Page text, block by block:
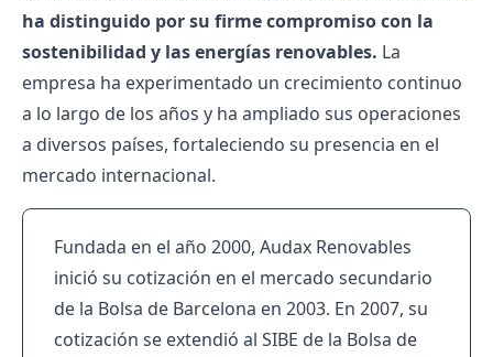
ha distinguido por su firme compromiso con la
sostenibilidad y las energías renovables. La
empresa ha experimentado un crecimiento continuo
a lo largo de los años y ha ampliado sus operaciones
a diversos países, fortaleciendo su presencia en el
mercado internacional.
Fundada en el año 2000, Audax Renovables
inició su cotización en el mercado secundario
de la Bolsa de Barcelona en 2003. En 2007, su
cotización se extendió al SIBE de la Bolsa de